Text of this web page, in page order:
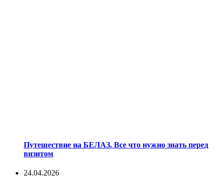
Путешествие на БЕЛАЗ. Все что нужно знать перед
визитом
24.04.2026